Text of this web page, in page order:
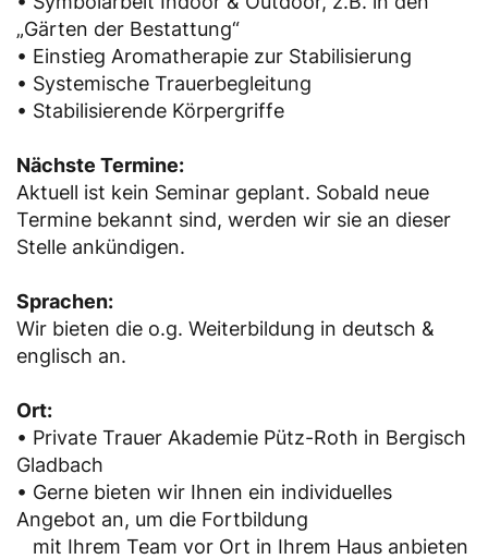
„Gärten der Bestattung“
• Einstieg Aromatherapie zur Stabilisierung
• Systemische Trauerbegleitung
• Stabilisierende Körpergriffe
Nächste Termine:
Aktuell ist kein Seminar geplant. Sobald neue
Termine bekannt sind, werden wir sie an dieser
Stelle ankündigen.
Sprachen:
Wir bieten die o.g. Weiterbildung in deutsch &
englisch an.
Ort:
• Private Trauer Akademie Pütz-Roth in Bergisch
Gladbach
• Gerne bieten wir Ihnen ein individuelles
Angebot an, um die Fortbildung
mit Ihrem Team vor Ort in Ihrem Haus anbieten